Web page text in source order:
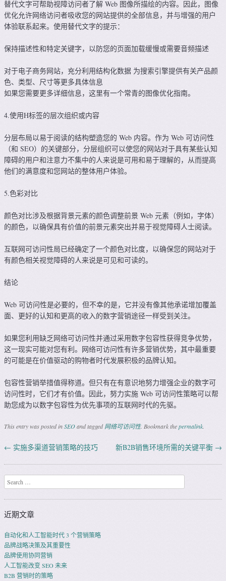
替代文字可帮助视障访问者了解 Web 图像所描绘的内容。因此，图像
优化允许网络访问者吸收您的网站提供的全部信息，并与增强的用户
体验联系起来。使用替代文字的提示：
保持描述性和特定关键字，以防您的页面加载缓慢或需要音频描述
对于电子商务网站，充分利用结构化数据 为搜索引擎提供有关产品颜
色、类型、尺寸等更多具体信息
如果您需要更多详细信息，这里有一个常青的图像优化指南。
4.使用H标签的层次组织或内容
分层布局以易于阅读的结构塑造您的 Web 内容。作为 Web 可访问性
（和 SEO）的关键部分，分层组织可以使您的网站对于具有某些认知
障碍的用户和注意力不集中的人来说是可用和易于理解的，从而提高
他们的满意度和您网站的整体用户体验。
5.色彩对比
颜色对比涉及根据背景元素的颜色调整前景 Web 元素（例如，字体）
的颜色，以确保具有价值的前景元素突出并易于视觉障碍人士阅读。
互联网可访问性局已经确定了一个颜色对比度，以确保您的网站对于
有颜色相关视觉障碍的人来说是可见和可读的。
结论
Web 可访问性是必要的，但不幸的是，它并没有像其他承诺增加覆盖
面、更好的认知和更高的收入的数字营销途径一样受到关注。
如果您利用缺乏网络可访问性并通过采用数字包容性获得竞争优势，
这一现实可能对您有利。网络可访问性有许多营销优势，其中最重要
的可能是在价值驱动的购物者时代发展积极的品牌认知。
包容性营销举措值得称道。但只有在有意识地努力增强企业的数字可
访问性时，它们才有价值。因此，努力实施 Web 可访问性策略可以帮
助您成为以数字包容性为优先事项的互联网时代的先驱。
This entry was posted inSEOand tagged网络可访问性. Bookmark thepermalink
Post navigation
← 实施多渠道营销策略的技巧 新B2B销售环境所需的关键平衡 →
Search
近期文章
自动化和人工智能时代 3 个营销策略
品牌战略决策及其重要性
品牌使用协同营销
人工智能改变 SEO 未来
B2B 营销时的策略